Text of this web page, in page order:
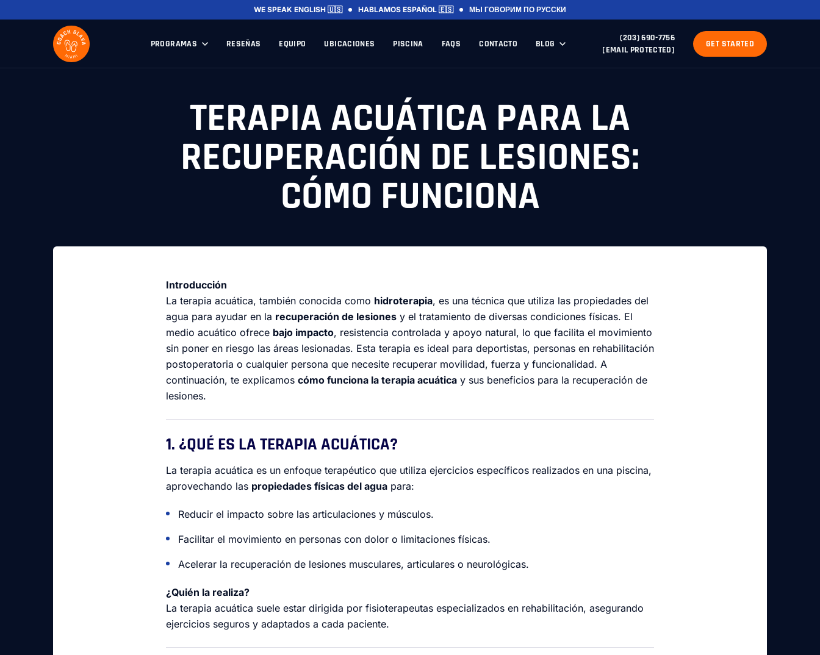
WE SPEAK ENGLISH 🇺🇸 HABLAMOS ESPAÑOL 🇪🇸 МЫ ГОВОРИМ ПО РУССКИ
PROGRAMAS RESEÑAS EQUIPO UBICACIONES PISCINA FAQS CONTACTO BLOG
(203) 690-7756
[EMAIL PROTECTED]
GET STARTED
TERAPIA ACUÁTICA PARA LA
RECUPERACIÓN DE LESIONES:
CÓMO FUNCIONA
Introducción
La terapia acuática, también conocida como hidroterapia, es una técnica que utiliza las propiedades del
agua para ayudar en la recuperación de lesiones y el tratamiento de diversas condiciones físicas. El
medio acuático ofrece bajo impacto, resistencia controlada y apoyo natural, lo que facilita el movimiento
sin poner en riesgo las áreas lesionadas. Esta terapia es ideal para deportistas, personas en rehabilitación
postoperatoria o cualquier persona que necesite recuperar movilidad, fuerza y funcionalidad. A
continuación, te explicamos cómo funciona la terapia acuática y sus beneficios para la recuperación de
lesiones.
1. ¿QUÉ ES LA TERAPIA ACUÁTICA?
La terapia acuática es un enfoque terapéutico que utiliza ejercicios específicos realizados en una piscina,
aprovechando las propiedades físicas del agua para:
Reducir el impacto sobre las articulaciones y músculos.
Facilitar el movimiento en personas con dolor o limitaciones físicas.
Acelerar la recuperación de lesiones musculares, articulares o neurológicas.
¿Quién la realiza?
La terapia acuática suele estar dirigida por fisioterapeutas especializados en rehabilitación, asegurando
ejercicios seguros y adaptados a cada paciente.